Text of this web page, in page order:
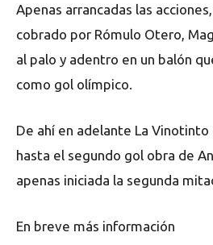
Apenas arrancadas las
cobrado por Rómulo Otero,
al palo y adentro en un balón
como gol olímpico.
De ahí en adelante La
hasta el segundo gol obra de
apenas iniciada la segunda
En breve más información